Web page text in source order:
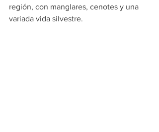
región, con manglares, cenotes y una
variada vida silvestre.